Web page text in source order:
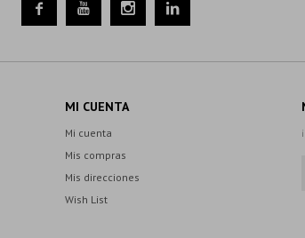
   
MI CUENTA
Mi cuenta
Mis compras
Mis direcciones
Wish List